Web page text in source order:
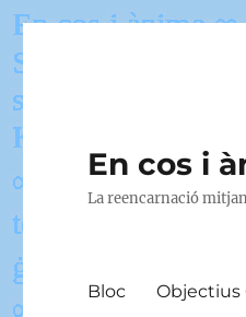
En cos i
La reencarnació
Bloc Objectius